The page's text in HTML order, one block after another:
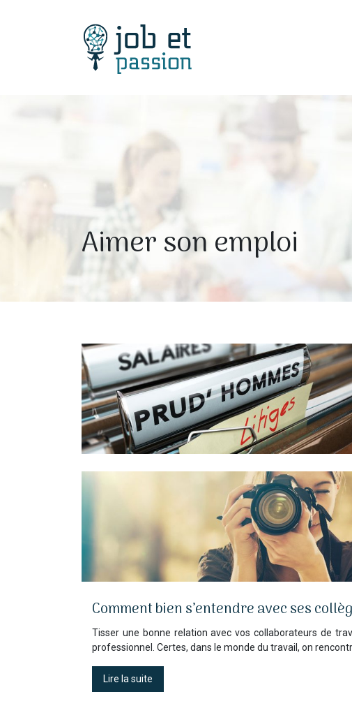
Aimer son emploi
Comment bien s’entendre avec ses
Tisser une bonne relation avec vos collaborateurs de
professionnel. Certes, dans le monde du travail, on
Lire la suite